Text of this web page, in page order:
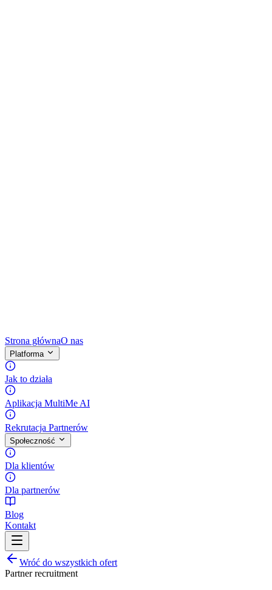
Strona głównaO nas
Platforma
Jak to działa
Aplikacja MultiMe AI
Rekrutacja Partnerów
Społeczność
Dla klientów
Dla partnerów
Blog
Kontakt
Wróć do wszystkich ofert
Partner recruitment